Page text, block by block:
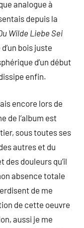
analogue à
depuis la
Wilde Liebe Sei
bois juste
d’un début
enfin.
encore lors de
de l’album est
sous toutes ses
autres et du
des douleurs qu’il
absence totale
de me
de cette oeuvre
aussi je me